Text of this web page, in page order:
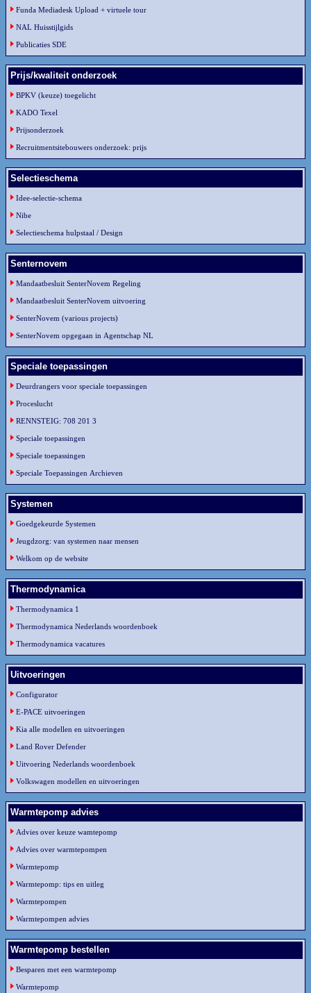
Funda Mediadesk Upload + virtuele tour
NAL Huisstijlgids
Publicaties SDE
Prijs/kwaliteit onderzoek
BPKV (keuze) toegelicht
KADO Texel
Prijsonderzoek
Recruitmentsitebouwers onderzoek: prijs
Selectieschema
Idee-selectie-schema
Nibe
Selectieschema hulpstaal / Design
Senternovem
Mandaatbesluit SenterNovem Regeling
Mandaatbesluit SenterNovem uitvoering
SenterNovem (various projects)
SenterNovem opgegaan in Agentschap NL
Speciale toepassingen
Deurdrangers voor speciale toepassingen
Proceslucht
RENNSTEIG: 708 201 3
Speciale toepassingen
Speciale toepassingen
Speciale Toepassingen Archieven
Systemen
Goedgekeurde Systemen
Jeugdzorg: van systemen naar mensen
Welkom op de website
Thermodynamica
Thermodynamica 1
Thermodynamica Nederlands woordenboek
Thermodynamica vacatures
Uitvoeringen
Configurator
E-PACE uitvoeringen
Kia alle modellen en uitvoeringen
Land Rover Defender
Uitvoering Nederlands woordenboek
Volkswagen modellen en uitvoeringen
Warmtepomp advies
Advies over keuze wamtepomp
Advies over warmtepompen
Warmtepomp
Warmtepomp: tips en uitleg
Warmtepompen
Warmtepompen advies
Warmtepomp bestellen
Besparen met een warmtepomp
Warmtepomp